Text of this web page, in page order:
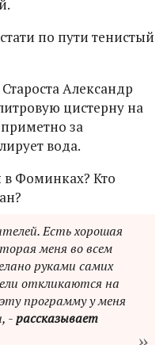
по пути тенистый
Александр
цистерну на
за
вода.
Фоминках? Кто
Есть хорошая
меня во всем
руками самих
откликаются на
программу у меня
-рассказывает